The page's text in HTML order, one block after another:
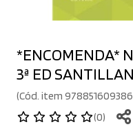
*ENCOMENDA*
3ª ED
(Cód. item
(0)